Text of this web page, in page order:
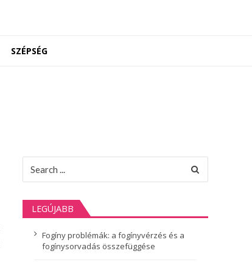
SZÉPSÉG
for:
LEGÚJABB
Fogíny problémák: a fogínyvérzés és a
fogínysorvadás összefüggése